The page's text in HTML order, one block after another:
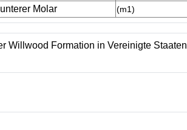
unterer Molar (m1)
Willwood Formation in Vereinigte Staaten